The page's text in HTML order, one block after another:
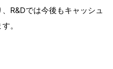
R&Dでは今後もキャッシュ
。